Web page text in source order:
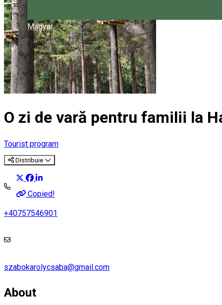
Magyar
O zi de vară pentru familii la
Tourist program
Distribuie
Copied!
+40757546901
szabokarolycsaba@gmail.com
About